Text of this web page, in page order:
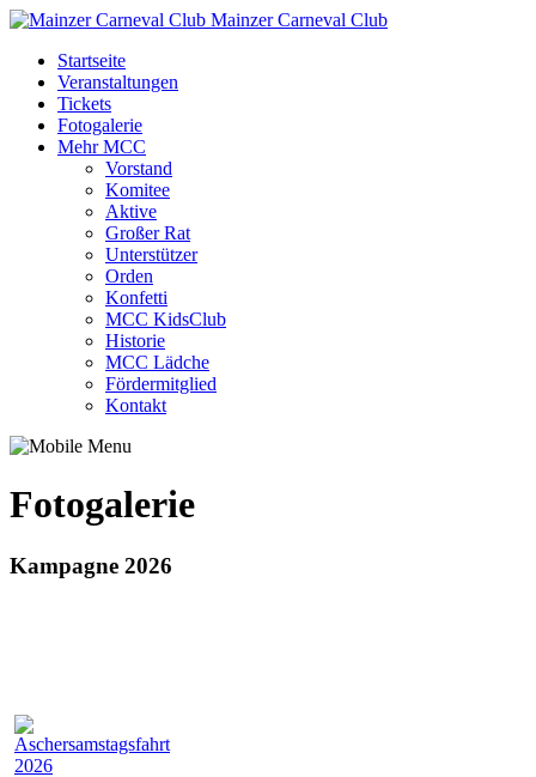
Mainzer Carneval Club
Startseite
Veranstaltungen
Tickets
Fotogalerie
Mehr MCC
Vorstand
Komitee
Aktive
Großer Rat
Unterstützer
Orden
Konfetti
MCC KidsClub
Historie
MCC Lädche
Fördermitglied
Kontakt
Fotogalerie
Kampagne 2026